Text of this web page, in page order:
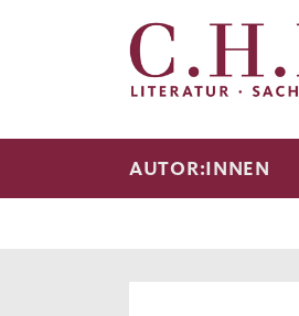
AUTOR:INNEN